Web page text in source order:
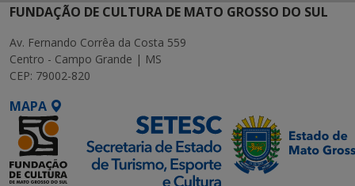
FUNDAÇÃO DE CULTURA DE MATO GROSSO DO SUL
Av. Fernando Corrêa da Costa 559
Centro - Campo Grande | MS
CEP: 79002-820
MAPA